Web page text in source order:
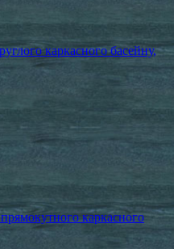
каркасного басейну,
каркасного